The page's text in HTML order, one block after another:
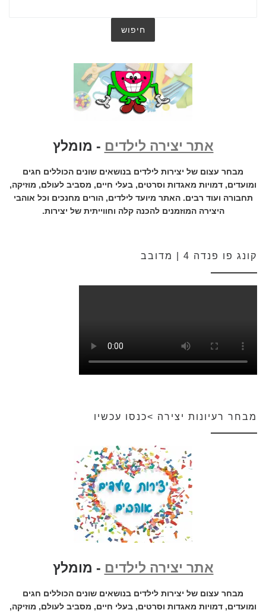
אתר יצירה לילדים - מומלץ
מבחר עצום של יצירות לילדים בנושאים שונים הכוללים חגים
ומועדים, דמויות מאגדות וסרטים, בעלי חיים, מסביב לעולם, מוזיקה,
תחבורה ועוד רבים. האתר מיועד לילדים, הורים מחנכים וכל אוהבי
היצירה המוזמנים להכנה קלה וחווייתית של יצירות.
קונג פו פנדה 4 | מדובב
מבחר רעיונות יצירה >כנסו עכשיו
אתר יצירה לילדים - מומלץ
מבחר עצום של יצירות לילדים בנושאים שונים הכוללים חגים
ומועדים, דמויות מאגדות וסרטים, בעלי חיים, מסביב לעולם, מוזיקה,